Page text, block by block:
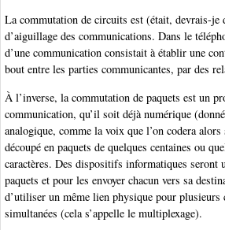
La commutation de circuits est (était, devrais-je
d’aiguillage des communications. Dans le
d’une communication consistait à établir une
bout entre les parties communicantes, par des
À l’inverse, la commutation de paquets est un
communication, qu’il soit déjà numérique
analogique, comme la voix que l’on codera
découpé en paquets de quelques centaines ou
caractères. Des dispositifs informatiques
paquets et pour les envoyer chacun vers sa
d’utiliser un même lien physique pour plusieurs
simultanées (cela s’appelle le multiplexage).